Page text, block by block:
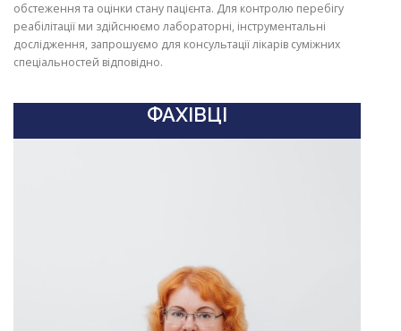
обстеження та оцінки стану пацієнта. Для контролю перебігу
реабілітації ми здійснюємо лабораторні, інструментальні
дослідження, запрошуємо для консультації лікарів суміжних
спеціальностей відповідно.
ФАХІВЦІ